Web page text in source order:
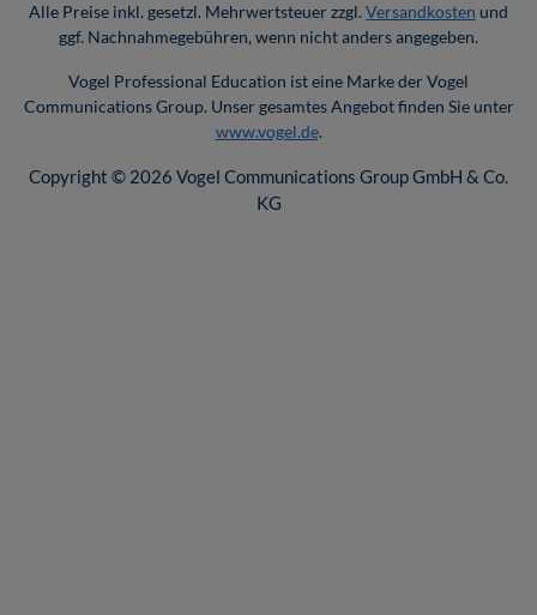
Alle Preise inkl. gesetzl. Mehrwertsteuer zzgl. Versandkosten und
ggf. Nachnahmegebühren, wenn nicht anders angegeben.
Vogel Professional Education ist eine Marke der Vogel
Communications Group. Unser gesamtes Angebot finden Sie unter
www.vogel.de.
Copyright © 2026 Vogel Communications Group GmbH & Co.
KG